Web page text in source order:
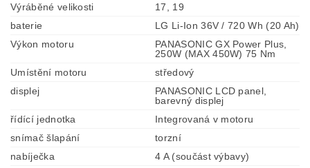
Výráběné velikosti
17, 19
baterie
LG Li-Ion 36V / 720 Wh (20 Ah)
Výkon motoru
PANASONIC GX Power Plus,
250W (MAX 450W) 75 Nm
Umístění motoru
středový
displej
PANASONIC LCD panel,
barevný displej
řídící jednotka
Integrovaná v motoru
snímač šlapání
torzní
nabíječka
4 A (součást výbavy)